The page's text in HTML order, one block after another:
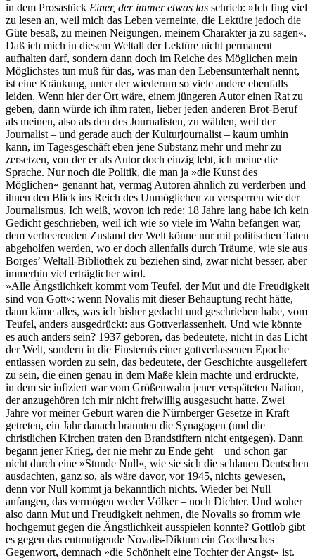
in dem Prosastück Einer, der immer etwas las schrieb: »Ich fing viel
zu lesen an, weil mich das Leben verneinte, die Lektüre jedoch die
Güte besaß, zu meinen Neigungen, meinem Charakter ja zu sagen«.
Daß ich mich in diesem Weltall der Lektüre nicht permanent
aufhalten darf, sondern dann doch im Reiche des Möglichen mein
Möglichstes tun muß für das, was man den Lebensunterhalt nennt,
ist eine Kränkung, unter der wiederum so viele andere ebenfalls
leiden. Wenn hier der Ort wäre, einem jüngeren Autor einen Rat zu
geben, dann würde ich ihm raten, lieber jeden anderen Brot-Beruf
als meinen, also als den des Journalisten, zu wählen, weil der
Journalist – und gerade auch der Kulturjournalist – kaum umhin
kann, im Tagesgeschäft eben jene Substanz mehr und mehr zu
zersetzen, von der er als Autor doch einzig lebt, ich meine die
Sprache. Nur noch die Politik, die man ja »die Kunst des
Möglichen« genannt hat, vermag Autoren ähnlich zu verderben und
ihnen den Blick ins Reich des Unmöglichen zu versperren wie der
Journalismus. Ich weiß, wovon ich rede: 18 Jahre lang habe ich kein
Gedicht geschrieben, weil ich wie so viele im Wahn befangen war,
dem verheerenden Zustand der Welt könne nur mit politischen Taten
abgeholfen werden, wo er doch allenfalls durch Träume, wie sie aus
Borges’ Weltall-Bibliothek zu beziehen sind, zwar nicht besser, aber
immerhin viel erträglicher wird.
»Alle Ängstlichkeit kommt vom Teufel, der Mut und die Freudigkeit
sind von Gott«: wenn Novalis mit dieser Behauptung recht hätte,
dann käme alles, was ich bisher gedacht und geschrieben habe, vom
Teufel, anders ausgedrückt: aus Gottverlassenheit. Und wie könnte
es auch anders sein? 1937 geboren, das bedeutete, nicht in das Licht
der Welt, sondern in die Finsternis einer gottverlassenen Epoche
entlassen worden zu sein, das bedeutete, der Geschichte ausgeliefert
zu sein, die einen genau in dem Maße klein machte und erdrückte,
in dem sie infiziert war vom Größenwahn jener verspäteten Nation,
der anzugehören ich mir nicht freiwillig ausgesucht hatte. Zwei
Jahre vor meiner Geburt waren die Nürnberger Gesetze in Kraft
getreten, ein Jahr danach brannten die Synagogen (und die
christlichen Kirchen traten den Brandstiftern nicht entgegen). Dann
begann jener Krieg, der nie mehr zu Ende geht – und schon gar
nicht durch eine »Stunde Null«, wie sie sich die schlauen Deutschen
ausdachten, ganz so, als wäre davor, vor 1945, nichts gewesen,
denn vor Null kommt ja bekanntlich nichts. Wieder bei Null
anfangen, das vermögen weder Völker – noch Dichter. Und woher
also dann Mut und Freudigkeit nehmen, die Novalis so fromm wie
hochgemut gegen die Ängstlichkeit ausspielen konnte? Gottlob gibt
es gegen das entmutigende Novalis-Diktum ein Goethesches
Gegenwort, demnach »die Schönheit eine Tochter der Angst« ist.